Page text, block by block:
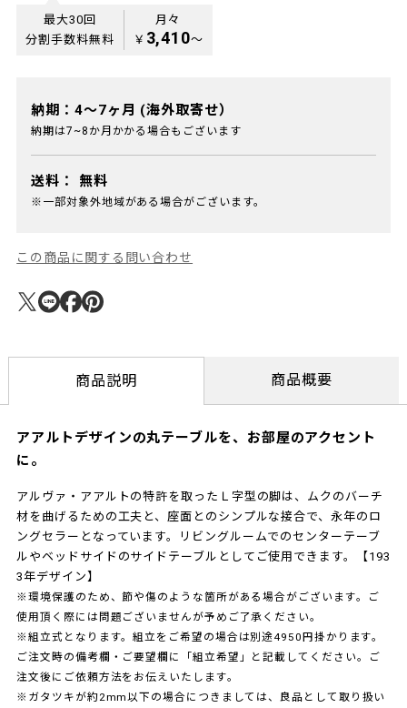
最大30回
分割手数料無料
月々
￥ 3,410〜
納期：4～7ヶ月 (海外取寄せ）
納期は7~8か月かかる場合もございます
送料： 無料
※一部対象外地域がある場合がございます。
この商品に関する問い合わせ
商品説明 商品概要
アアルトデザインの丸テーブルを、お部屋のアクセント
に。
アルヴァ・アアルトの特許を取ったＬ字型の脚は、ムクのバーチ
材を曲げるための工夫と、座面とのシンプルな接合で、永年のロ
ングセラーとなっています。リビングルームでのセンターテーブ
ルやベッドサイドのサイドテーブルとしてご使用できます。【193
3年デザイン】
※環境保護のため、節や傷のような箇所がある場合がございます。ご
使用頂く際には問題ございませんが予めご了承ください。
※組立式となります。組立をご希望の場合は別途4950円掛かります。
ご注文時の備考欄・ご要望欄に「組立希望」と記載してください。ご
注文後にご依頼方法をお伝えいたします。
※ガタツキが約2mm以下の場合につきましては、良品として取り扱い